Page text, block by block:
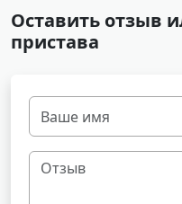
Оставить отзыв
пристава